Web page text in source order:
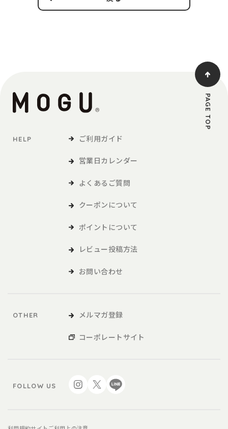
本規約の適用範囲および変更
規約を変更する必要が生じた場合には、適用法令に従い、本
規約を変更することができます。この場合、当社は、本サイ
トへの掲載等の方法により、本規約を変更する旨、変更後の
本規約の内容および変更の効力発生日を利用者に通知しま
「利用者」とは、本サービスの閲覧または本サービスによる商品
の購入など、本サービスの利用を行う方をいいます。
および各種サービスをいい、販促品を含みます。。
1．利用者は、本規約に同意の上、本規約および当社が別途定める
ご利用ガイドなどに従い、本サービスを利用するものとしま
2．本サービスにおいては、登録希望者が本規約に同意の上、当社
の定める方法によって利用登録を申請し、当社がこれに対す
HELP ご利用ガイド
営業日カレンダー
よくあるご質問
クーポンについて
ポイントについて
レビュー投稿方法
お問い合わせ
OTHER メルマガ登録
コーポレートサイト
FOLLOW US
PAGE TOP